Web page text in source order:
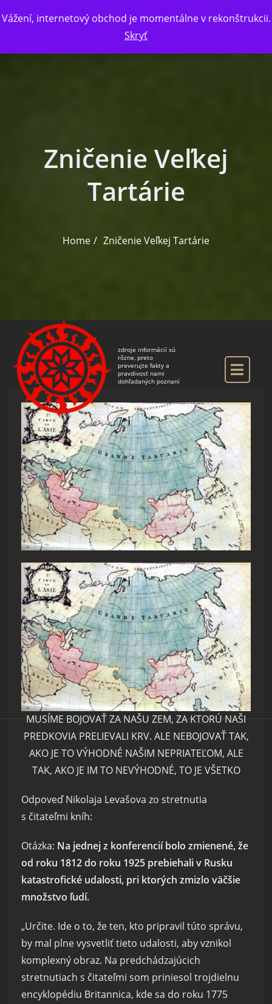
Vážení, internetový obchod je momentálne v rekonštrukcii.
Skryť
zdroje informácií sú
rôzne, preto
preverujte fakty a
pravdivosť nami
dohľadaných poznaní
Zničenie Veľkej
Tartárie
Home Zničenie Veľkej Tartárie
MUSÍME BOJOVAŤ ZA NAŠU ZEM, ZA KTORÚ NAŠI
PREDKOVIA PRELIEVALI KRV. ALE NEBOJOVAŤ TAK,
AKO JE TO VÝHODNÉ NAŠIM NEPRIATEĽOM, ALE
TAK, AKO JE IM TO NEVÝHODNÉ, TO JE VŠETKO
Odpoveď Nikolaja Levašova zo stretnutia
s čitateľmi kníh:
Otázka: Na jednej z konferencií bolo zmienené, že
od roku 1812 do roku 1925 prebiehali v Rusku
katastrofické udalosti, pri ktorých zmizlo väčšie
množstvo ľudí.
„Určite. Ide o to, že ten, kto pripravil túto správu,
by mal plne vysvetliť tieto udalosti, aby vznikol
komplexný obraz. Na predchádzajúcich
stretnutiach s čitateľmi som priniesol trojdielnu
encyklopédiu Britannica, kde sa do roku 1775